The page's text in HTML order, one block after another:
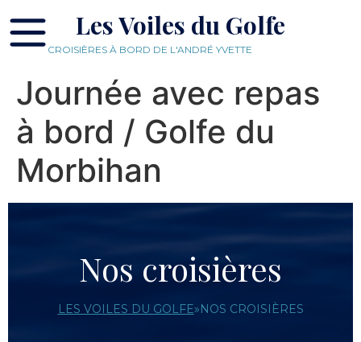
Les Voiles du Golfe
CROISIÈRES À BORD DE L'ANDRÉ YVETTE
Journée avec repas
à bord / Golfe du
Morbihan
Nos croisières
LES VOILES DU GOLFE»NOS CROISIÈRES